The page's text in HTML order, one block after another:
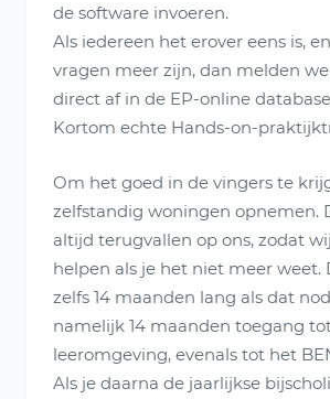
de software invoeren.
Als iedereen het erover eens is,
vragen meer zijn, dan melden
direct af in de EP-online
Kortom echte Hands-on-
Om het goed in de vingers te
zelfstandig woningen opnemen.
altijd terugvallen op ons, zodat
helpen als je het niet meer weet.
zelfs 14 maanden lang als dat
namelijk 14 maanden toegang
leeromgeving, evenals tot het
Als je daarna de jaarlijkse